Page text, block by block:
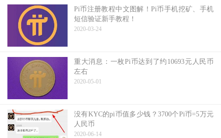
Pi币注册教程中文图解！Pi币手机挖矿、手机
短信验证新手教程！
2020-03-24
重大消息：一枚Pi币达到了约10693元人民币
左右
2020-05-01
没有KYC的pi币值多少钱？3700个Pi币=5万元
人民币
2020-06-14